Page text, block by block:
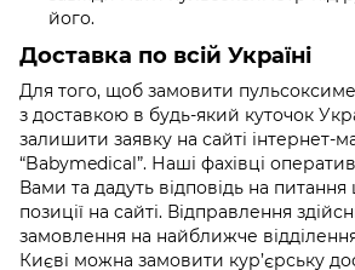
його.
Доставка по всій Україні
Для того, щоб замовити
з доставкою в будь-який куточок
залишити заявку на сайті інтернет-
“Babymedical”. Наші фахівці
Вами та дадуть відповідь на
позиції на сайті. Відправлення
замовлення на найближче
Києві можна замовити кур’єрську